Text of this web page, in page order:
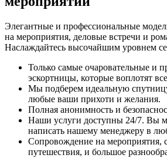
Элегантные и профессиональные
на мероприятия, деловые встречи и
Наслаждайтесь высочайшим уровнем
Только самые очаровательные и
эскортницы, которые воплотят
Мы подберем идеальную
любые ваши прихоти и желания.
Полная анонимность и
Наши услуги доступны 24/7. Вы
написать нашему менеджеру в
Сопровождение на мероприятия,
путешествия, и большое